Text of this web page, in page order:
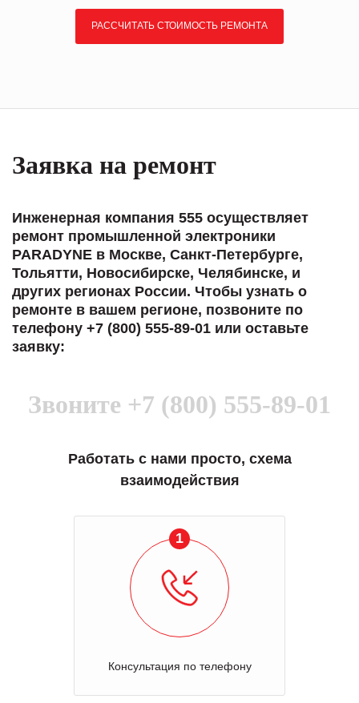
РАССЧИТАТЬ СТОИМОСТЬ РЕМОНТА
Заявка на ремонт
Инженерная компания 555 осуществляет
ремонт промышленной электроники
PARADYNE в Москве, Санкт-Петербурге,
Тольятти, Новосибирске, Челябинске, и
других регионах России. Чтобы узнать о
ремонте в вашем регионе, позвоните по
телефону +7 (800) 555-89-01 или оставьте
заявку:
Звоните +7 (800) 555-89-01
Работать с нами просто, схема
взаимодействия
1
Консультация по телефону